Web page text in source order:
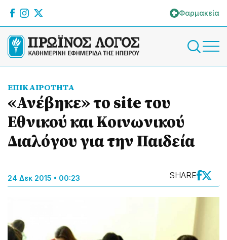
Φαρμακεία
ΕΠΙΚΑΙΡΟΤΗΤΑ
«Ανέβηκε» το site του
Εθνικού και Κοινωνικού
Διαλόγου για την Παιδεία
24 Δεκ 2015 • 00:23 SHARE